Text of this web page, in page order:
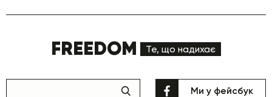
FREEDOM Те, що надихає
Ми у фейсбук